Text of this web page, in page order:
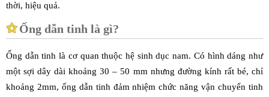
thời, hiệu quả.
Ống dẫn tinh là gì?
Ống dẫn tinh là cơ quan thuộc hệ sinh dục nam. Có hình dáng như
một sợi dây dài khoảng 30 – 50 mm nhưng đường kính rất bé, chỉ
khoảng 2mm, ống dẫn tinh đảm nhiệm chức năng vận chuyển tinh